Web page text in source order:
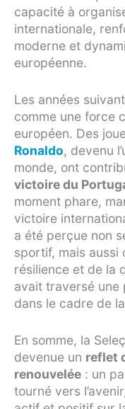
capacité à
internationale,
moderne et
européenne.
Les années
comme une force
européen. Des
Ronaldo, devenu
monde, ont
victoire du
moment phare,
victoire
a été perçue non
sportif, mais aussi
résilience et de la
avait traversé une
dans le cadre de
En somme, la
devenue un reflet
renouvelée : un
tourné vers